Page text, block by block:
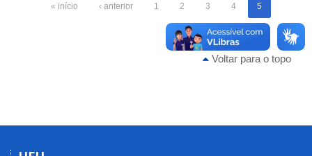
« início ‹ anterior 1 2 3 4 5
Voltar para o topo